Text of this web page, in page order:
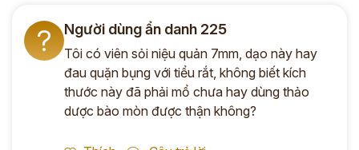
? Người dùng ẩn danh 225
Tôi có viên sỏi niệu quản 7mm, dạo này hay
đau quặn bụng với tiểu rắt, không biết kích
thước này đã phải mổ chưa hay dùng thảo
dược bào mòn được thận không?